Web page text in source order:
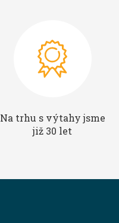
Na trhu s výtahy jsme
již 30 let